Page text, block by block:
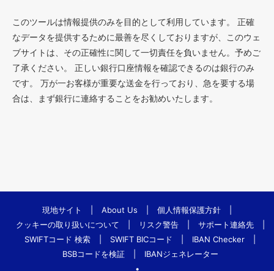
このツールは情報提供のみを目的として利用しています。 正確
なデータを提供するために最善を尽くしておりますが、このウェ
ブサイトは、その正確性に関して一切責任を負いません。予めご
了承ください。 正しい銀行口座情報を確認できるのは銀行のみ
です。 万が一お客様が重要な送金を行っており、急を要する場
合は、まず銀行に連絡することをお勧めいたします。
現地サイト About Us 個人情報保護方針
クッキーの取り扱いについて
リスク警告 サポート連絡先
SWIFTコード 検索
SWIFT BICコード IBAN Checker
BSBコードを検証
IBANジェネレーター
•